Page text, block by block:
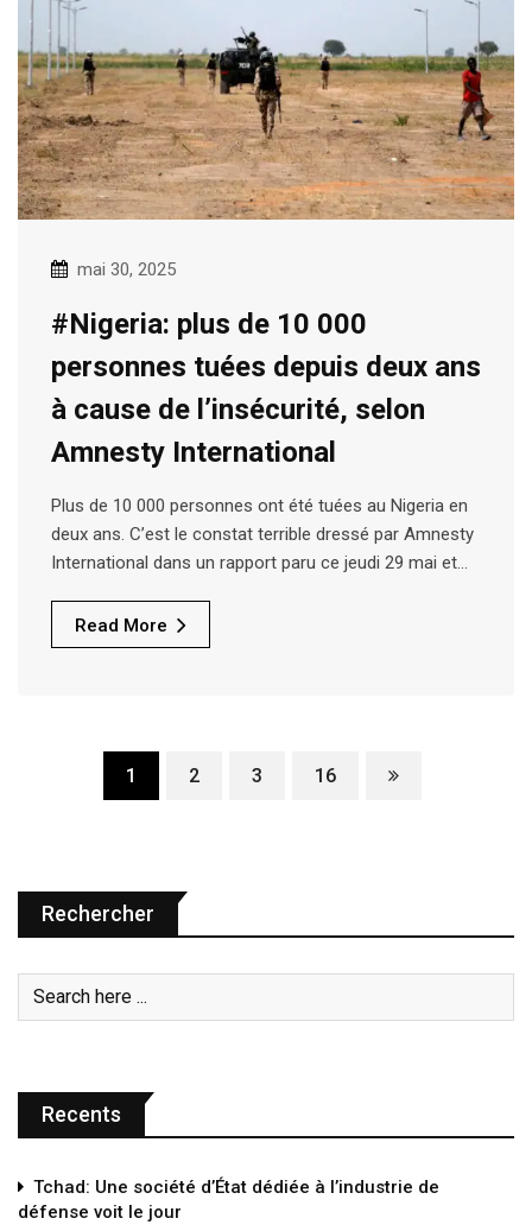
mai 30, 2025
#Nigeria: plus de 10 000
personnes tuées depuis deux ans
à cause de l’insécurité, selon
Amnesty International
Plus de 10 000 personnes ont été tuées au Nigeria en
deux ans. C’est le constat terrible dressé par Amnesty
International dans un rapport paru ce jeudi 29 mai et…
Read More
1 2 3 16
Rechercher
Recents
Tchad: Une société d’État dédiée à l’industrie de
défense voit le jour